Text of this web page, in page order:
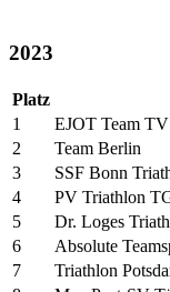
2023
Platz
1
EJOT Team
2
Team Berlin
3
SSF Bonn
4
PV Triathlon
5
Dr. Loges
6
Absolute
7
Triathlon